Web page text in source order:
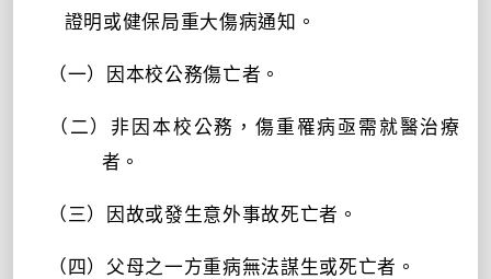
證明或健保局重大傷病通知。
（一）因本校公務傷亡者。
（二）非因本校公務，傷重罹病亟需就醫治療
者。
（三）因故或發生意外事故死亡者。
（四）父母之一方重病無法謀生或死亡者。